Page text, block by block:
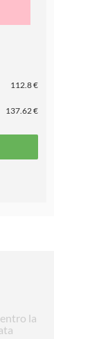
112.8 €
137.62 €
la